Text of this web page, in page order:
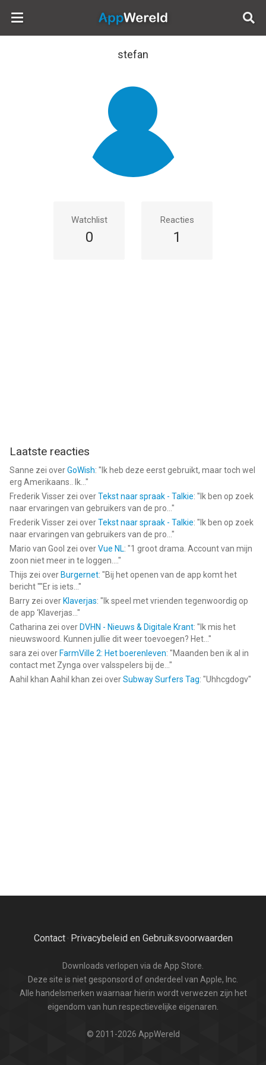
AppWereld
stefan
Watchlist
0
Reacties
1
Laatste reacties
Sanne zei overGoWish: " Ik heb deze eerst gebruikt, maar toch wel
erg Amerikaans.. Ik... "
Frederik Visser zei overTekst naar spraak - Talkie: " Ik ben op zoek
naar ervaringen van gebruikers van de pro... "
Frederik Visser zei overTekst naar spraak - Talkie: " Ik ben op zoek
naar ervaringen van gebruikers van de pro... "
Mario van Gool zei overVue NL: "1 groot drama. Account van mijn
zoon niet meer in te loggen.... "
Thijs zei over Burgernet: "Bij het openen van de app komt het
bericht ""Er is iets... "
Barry zei over Klaverjas: " Ik speel met vrienden tegenwoordig op
de app ‘Klaverjas... "
Catharina zei over DVHN - Nieuws & Digitale Krant: " Ik mis het
nieuwswoord. Kunnen jullie dit weer toevoegen? Het... "
sara zei over FarmVille 2: Het boerenleven: "Maanden ben ik al in
contact met Zynga over valsspelers bij de... "
Aahil khan Aahil khan zei overSubway Surfers Tag: "Uhhcgdogv"
Contact· Privacybeleid en Gebruiksvoorwaarden
Downloads verlopen via de App Store.
Deze site is niet gesponsord of onderdeel van Apple, Inc.
Alle handelsmerken waarnaar hierin wordt verwezen zijn het
eigendom van hun respectievelijke eigenaren.
© 2011-2026 AppWereld